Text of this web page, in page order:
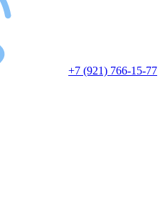
+7 (921) 766-15-77